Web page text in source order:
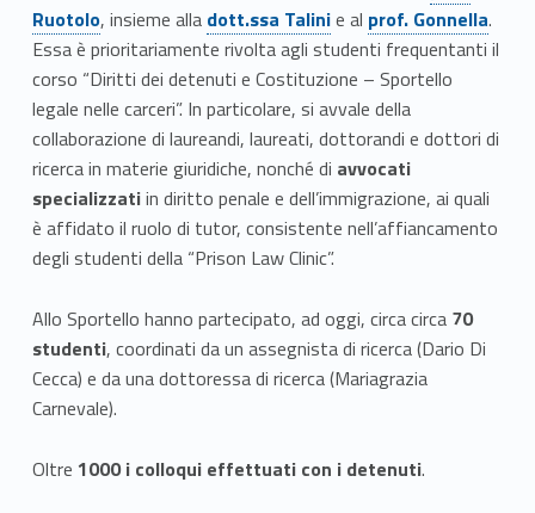
a
r
c
e
r
Ruotolo, insieme alla Link identifier #identifier__22099-2
dott.ssa Talinie al prof. Gonnella.
Essa è prioritariamente rivolta agli studenti frequentanti il
corso “Diritti dei detenuti e Costituzione – Sportello
legale nelle carceri”. In particolare, si avvale della
collaborazione di laureandi, laureati, dottorandi e dottori di
ricerca in materie giuridiche, nonché di avvocati
specializzatiin diritto penale e dell’immigrazione, ai quali
è affidato il ruolo di tutor, consistente nell’affiancamento
degli studenti della “Prison Law Clinic”.
Allo Sportello hanno partecipato, ad oggi, circa circa 70
studenti, coordinati da un assegnista di ricerca (Dario Di
Cecca) e da una dottoressa di ricerca (Mariagrazia
Carnevale).
Oltre 1000 i colloqui effettuati con i detenuti.